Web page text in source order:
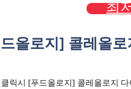
최
올로지] 콜레올
릭시 [푸드올로지] 콜레올로지